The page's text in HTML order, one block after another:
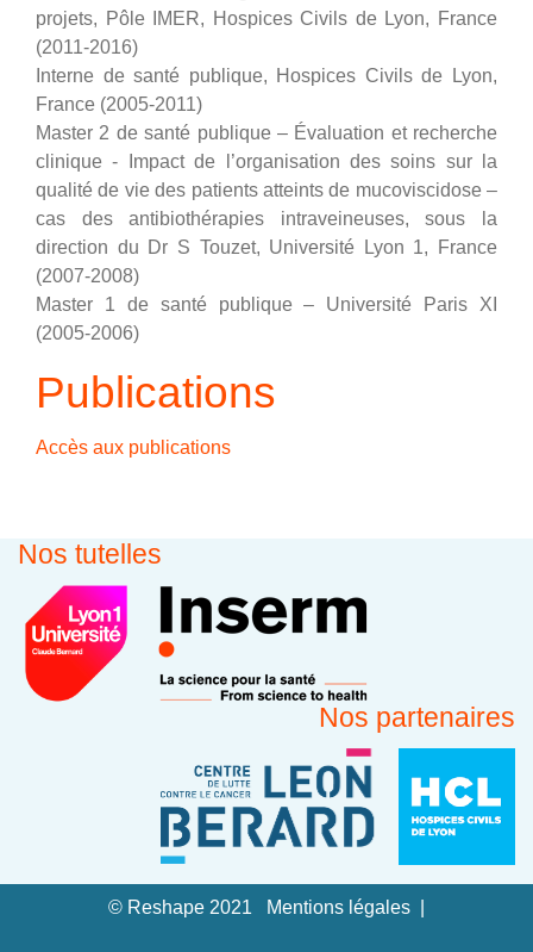
projets, Pôle IMER, Hospices Civils de Lyon, France
(2011-2016)
Interne de santé publique, Hospices Civils de Lyon,
France (2005-2011)
Master 2 de santé publique – Évaluation et recherche
clinique - Impact de l’organisation des soins sur la
qualité de vie des patients atteints de mucoviscidose –
cas des antibiothérapies intraveineuses, sous la
direction du Dr S Touzet, Université Lyon 1, France
(2007-2008)
Master 1 de santé publique – Université Paris XI
(2005-2006)
Publications
Accès aux publications
Nos tutelles
Nos partenaires
© Reshape 2021 Mentions légales